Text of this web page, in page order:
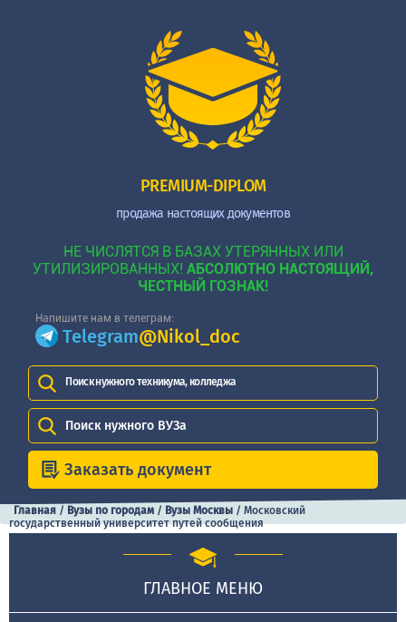
PREMIUM-DIPLOM
продажа настоящих документов
НЕ ЧИСЛЯТСЯ В БАЗАХ УТЕРЯННЫХ ИЛИ
УТИЛИЗИРОВАННЫХ! АБСОЛЮТНО НАСТОЯЩИЙ,
ЧЕСТНЫЙ ГОЗНАК!
Напишите нам в телеграм:
Telegram@Nikol_doc
Поиск нужного техникума, колледжа
Поиск нужного ВУЗа
Заказать документ
Главная / Вузы по городам / Вузы Москвы / Московский
государственный университет путей сообщения
ГЛАВНОЕ МЕНЮ